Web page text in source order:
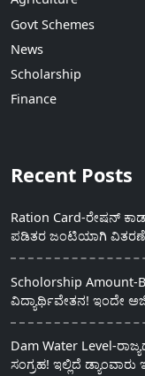
Govt Schemes
News
Scholarship
Finance
Recent Posts
Ration Card-ರೇಷನ್
ಪಡಿತರ ಜಂಟಿಯಾಗಿ
Scholorship Amount-
ವಿದ್ಯಾರ್ಥಿವೇತನ! ಇಂದೇ
Dam Water Level-
ಸಂಗ್ರಹ! ಇಲ್ಲಿದೆ